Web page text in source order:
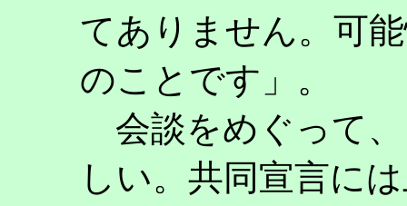
てありません。可
のことです」。
会談をめぐって
しい。共同宣言に